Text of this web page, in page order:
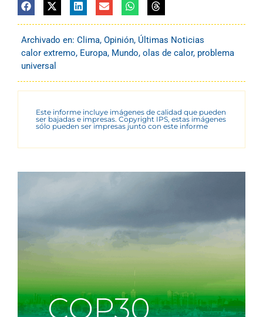
Archivado en: Clima, Opinión, Últimas Noticias
calor extremo, Europa, Mundo, olas de calor, problema
universal
Este informe incluye imágenes de calidad que pueden
ser bajadas e impresas. Copyright IPS, estas imágenes
sólo pueden ser impresas junto con este informe